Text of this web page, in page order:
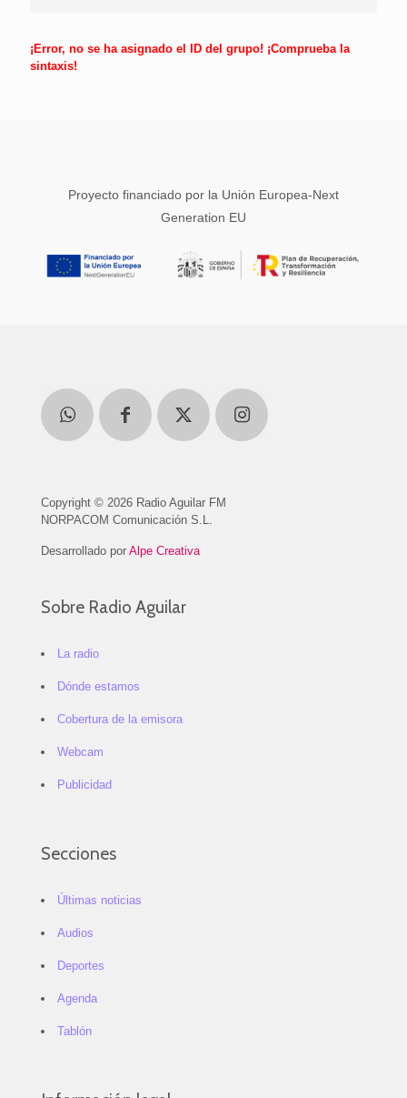
¡Error, no se ha asignado el ID del grupo! ¡Comprueba la
sintaxis!
Proyecto financiado por la Unión Europea-Next
Generation EU
Copyright © 2026 Radio Aguilar FM
NORPACOM Comunicación S.L.
Desarrollado por Alpe Creativa
Sobre Radio Aguilar
La radio
Dónde estamos
Cobertura de la emisora
Webcam
Publicidad
Secciones
Últimas noticias
Audios
Deportes
Agenda
Tablón